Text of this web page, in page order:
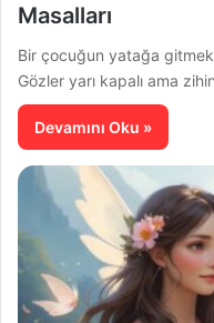
Masalları
Bir çocuğun yatağa
Gözler yarı kapalı ama
Devamını Oku »